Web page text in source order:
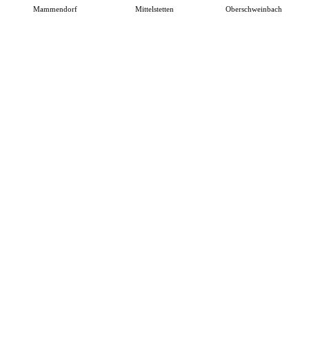
Mammendorf Mittelstetten Oberschweinbach